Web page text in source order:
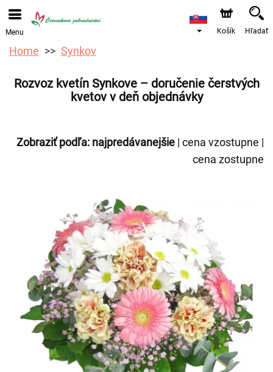
Objednávky prijímame prostredníctvom nášho e-shopu.
Najskorší možný termín doručenia je od 12.8.2026 z
Menu Košík Hľadať
Home Synkov
Rozvoz kvetín Synkove – doručenie čerstvých
kvetov v deň objednávky
Zobraziť podľa: najpredávanejšie | cena vzostupne |
cena zostupne